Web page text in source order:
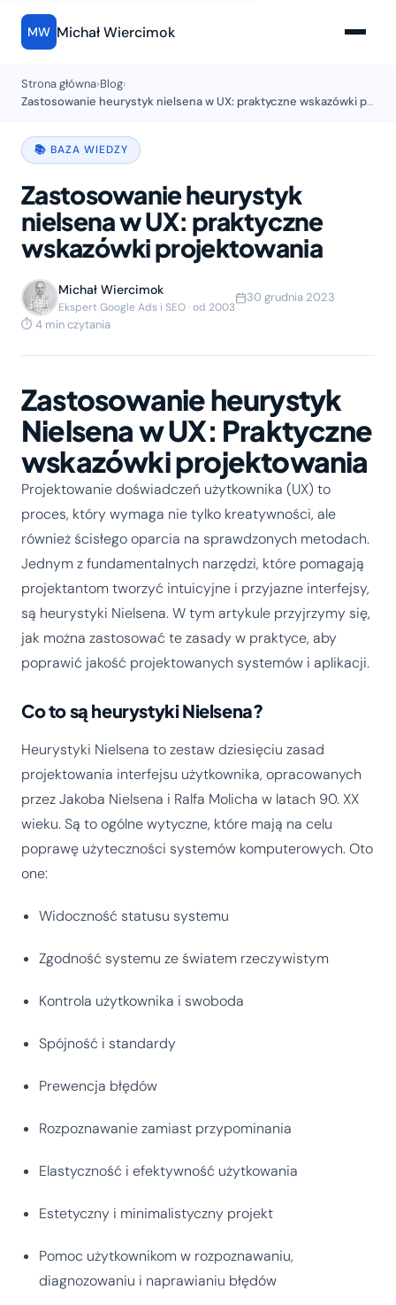
MW Michał Wiercimok
Strona główna›Blog›
Zastosowanie heurystyk nielsena w UX: praktyczne wskazówki projektowania
📚 BAZA WIEDZY
Zastosowanie heurystyk
nielsena w UX: praktyczne
wskazówki projektowania
Michał Wiercimok
Ekspert Google Ads i SEO · od 2003
30 grudnia 2023
⏱ 4 min czytania
Zastosowanie heurystyk
Nielsena w UX: Praktyczne
wskazówki projektowania
Projektowanie doświadczeń użytkownika (UX) to
proces, który wymaga nie tylko kreatywności, ale
również ścisłego oparcia na sprawdzonych metodach.
Jednym z fundamentalnych narzędzi, które pomagają
projektantom tworzyć intuicyjne i przyjazne interfejsy,
są heurystyki Nielsena. W tym artykule przyjrzymy się,
jak można zastosować te zasady w praktyce, aby
poprawić jakość projektowanych systemów i aplikacji.
Co to są heurystyki Nielsena?
Heurystyki Nielsena to zestaw dziesięciu zasad
projektowania interfejsu użytkownika, opracowanych
przez Jakoba Nielsena i Ralfa Molicha w latach 90. XX
wieku. Są to ogólne wytyczne, które mają na celu
poprawę użyteczności systemów komputerowych. Oto
one:
Widoczność statusu systemu
Zgodność systemu ze światem rzeczywistym
Kontrola użytkownika i swoboda
Spójność i standardy
Prewencja błędów
Rozpoznawanie zamiast przypominania
Elastyczność i efektywność użytkowania
Estetyczny i minimalistyczny projekt
Pomoc użytkownikom w rozpoznawaniu,
diagnozowaniu i naprawianiu błędów